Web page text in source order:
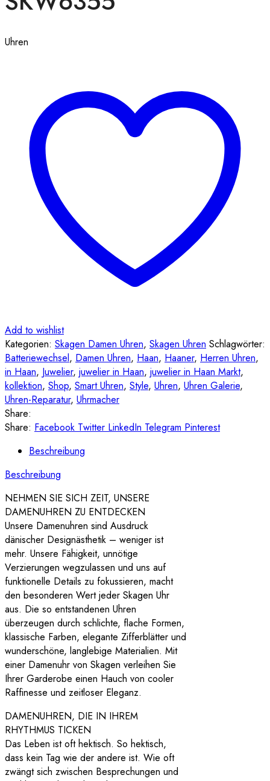
Uhren
Add to wishlist
Kategorien: Skagen Damen Uhren, Skagen Uhren Schlagwörter:
Batteriewechsel, Damen Uhren, Haan, Haaner, Herren Uhren,
in Haan, Juwelier, juwelier in Haan, juwelier in Haan Markt,
kollektion, Shop, Smart Uhren, Style, Uhren, Uhren Galerie,
Uhren-Reparatur, Uhrmacher
Share:
Share: Facebook Twitter LinkedIn Telegram Pinterest
Beschreibung
Beschreibung
NEHMEN SIE SICH ZEIT, UNSERE
DAMENUHREN ZU ENTDECKEN
Unsere Damenuhren sind Ausdruck
dänischer Designästhetik – weniger ist
mehr. Unsere Fähigkeit, unnötige
Verzierungen wegzulassen und uns auf
funktionelle Details zu fokussieren, macht
den besonderen Wert jeder Skagen Uhr
aus. Die so entstandenen Uhren
überzeugen durch schlichte, flache Formen,
klassische Farben, elegante Zifferblätter und
wunderschöne, langlebige Materialien. Mit
einer Damenuhr von Skagen verleihen Sie
Ihrer Garderobe einen Hauch von cooler
Raffinesse und zeitloser Eleganz.
DAMENUHREN, DIE IN IHREM
RHYTHMUS TICKEN
Das Leben ist oft hektisch. So hektisch,
dass kein Tag wie der andere ist. Wie oft
zwängt sich zwischen Besprechungen und